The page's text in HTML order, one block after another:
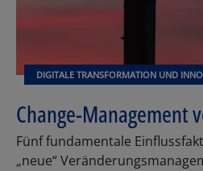
DIGITALE TRANSFORMATION UND
Change-Management
Fünf fundamentale
„neue“